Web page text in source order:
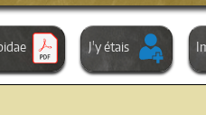
J'y étais